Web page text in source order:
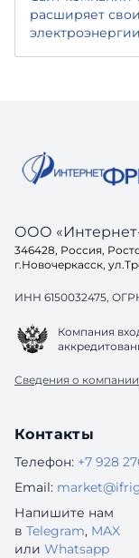
расширяет
электроэнергии
ООО
346428, Россия,
г.Новочеркасск,
ИНН 6150032475,
Компания
Сведения о компании
Контакты
Телефон: +7 928
Email:
Напишите нам
в Telegram, MAX
или Whatsapp